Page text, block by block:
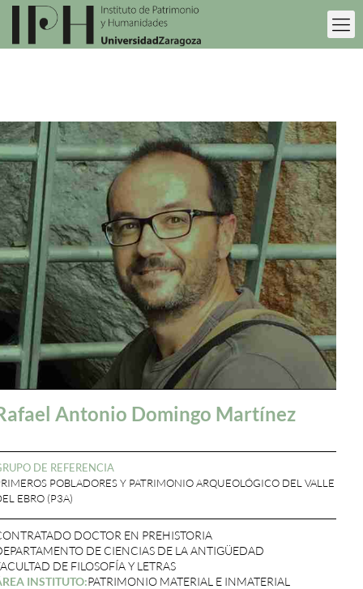
Antonio Domingo Martínez
DE REFERENCIA
POBLADORES Y PATRIMONIO ARQUEOLÓGICO DEL VALLE
EBRO (P3A)
DOCTOR EN PREHISTORIA
DE CIENCIAS DE LA ANTIGÜEDAD
DE FILOSOFÍA Y LETRAS
INSTITUTO:PATRIMONIO MATERIAL E INMATERIAL